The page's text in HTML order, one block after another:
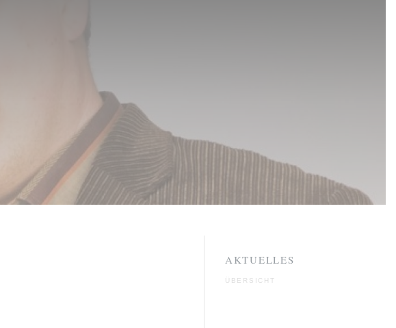
AKTUELLES
ÜBERSICHT